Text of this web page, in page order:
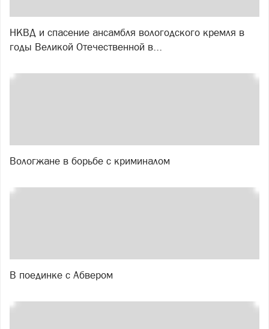
НКВД и спасение ансамбля вологодского кремля в
годы Великой Отечественной в...
Вологжане в борьбе с криминалом
В поединке с Абвером